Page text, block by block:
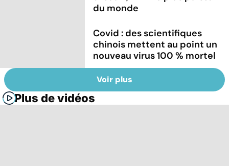
du monde
Covid : des scientifiques
chinois mettent au point un
nouveau virus 100 % mortel
Voir plus
Plus de vidéos